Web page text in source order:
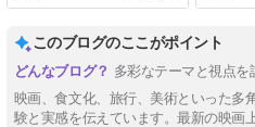
このブログのここがポイント
多彩なテーマと視点
映画、食文化、旅行、美術といった多
験と実感を伝えています。最新の映画